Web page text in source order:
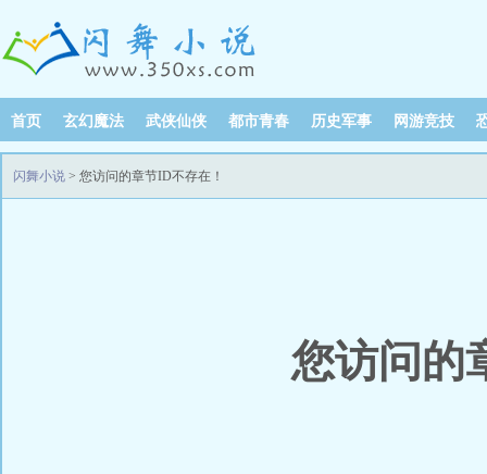
首页 玄幻魔法 武侠仙侠 都市青春 历史军事 网游竞技
闪舞小说 > 您访问的章节ID不存在！
您访问的